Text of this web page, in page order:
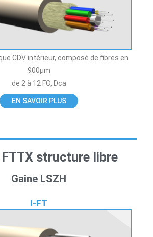
CDV intérieur, composé de fibres en
900µm
de 2 à 12 FO, Dca
EN SAVOIR PLUS
FTTX structure libre
Gaine LSZH
I-FT